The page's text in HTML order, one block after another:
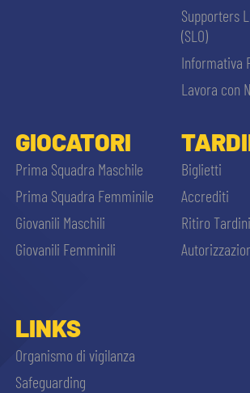
Supporters
(SLO)
Informativa
Lavora con
GIOCATORI
Prima Squadra Maschile
Prima Squadra Femminile
Giovanili Maschili
Giovanili Femminili
Biglietti
Accrediti
Ritiro
LINKS
Organismo di vigilanza
Safeguarding